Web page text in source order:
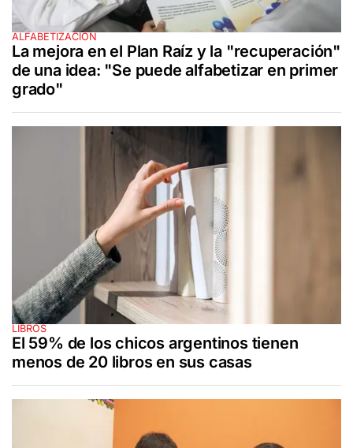
ALFABETIZACIÓN
La mejora en el Plan Raíz y la "recuperación"
de una idea: "Se puede alfabetizar en primer
grado"
LIBROS
El 59% de los chicos argentinos tienen
menos de 20 libros en sus casas